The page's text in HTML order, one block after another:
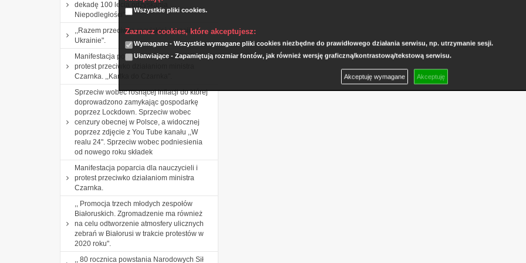
Wszystkie pliki cookies.
Zaznacz cookies, które akceptujesz:
Wymagane - Wszystkie wymagane pliki cookies niezbędne do prawidłowego działania serwisu, np. utrzymanie sesji.
Ułatwiające - Zapamiętują rozmiar fontów, jak również wersję graficzną/kontrastową/tekstową serwisu.
Akceptuję wymagane Akceptuję
dekadę 100 lecia odzyskania
Niepodległości".
,,Razem przeciwko rosyjskiej agresji na
Ukrainie".
Manifestacja poparcia dla nauczycieli i
protest przeciwko działaniom ministra
Czarnka. ,,Kartka do Czarnka".
Sprzeciw wobec rosnącej inflacji do której
doprowadzono zamykając gospodarkę
poprzez Lockdown. Sprzeciw wobec
cenzury obecnej w Polsce, a widocznej
poprzez zdjęcie z You Tube kanału ,,W
realu 24". Sprzeciw wobec podniesienia
od nowego roku składek
Manifestacja poparcia dla nauczycieli i
protest przeciwko działaniom ministra
Czarnka.
,, Promocja trzech młodych zespołów
Białoruskich. Zgromadzenie ma również
na celu odtworzenie atmosfery ulicznych
zebrań w Białorusi w trakcie protestów w
2020 roku".
,, 80 rocznica powstania Narodowych Sił